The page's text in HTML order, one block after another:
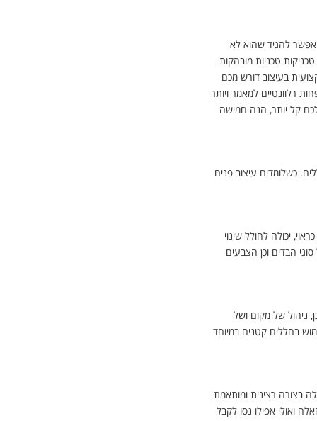
אפשר להגיד שהוא לא
טכניות מובהקות
בעיצוב דורש מכם
רלוונטיים למאמר ויותר
קל יותר, הנה חמישה
כשלומדים עיצוב פנים
יכולה לחולל שינוי
הבדים וכן הצבעים
ניהול של מקום ושל
בחללים קטנים במיוחד
בצורה רצינית ומותאמת
ואולי אפילו נסו לקבל